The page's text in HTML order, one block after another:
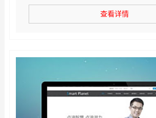
查看详情